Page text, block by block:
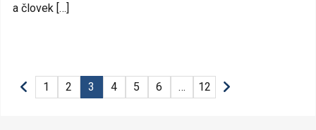
a človek […]
1 2 3 4 5 6 … 12